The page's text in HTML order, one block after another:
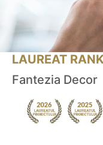
LAUREAT
Fantezia Decor